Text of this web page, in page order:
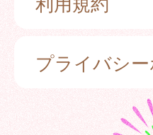
プライバシ